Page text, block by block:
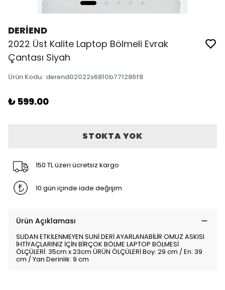
DERİEND
2022 Üst Kalite Laptop Bölmeli Evrak
Çantası Siyah
Ürün Kodu: derend02022s6810b771286f8
₺ 599.00
STOKTA YOK
150 TL üzeri ücretsiz kargo
10 gün içinde iade değişim
Ürün Açıklaması
SUDAN ETKİLENMEYEN SUNİ DERİ AYARLANABİLİR OMUZ ASKISI
İHTİYAÇLARINIZ İÇİN BİRÇOK BÖLME LAPTOP BÖLMESİ
ÖLÇÜLERİ: 35cm x 23cm ÜRÜN ÖLÇÜLERİ Boy: 29 cm / En: 39
cm / Yan Derinlik: 9 cm